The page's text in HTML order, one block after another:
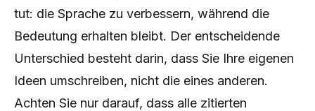
tut: die Sprache zu verbessern, während die
Bedeutung erhalten bleibt. Der entscheidende
Unterschied besteht darin, dass Sie Ihre eigenen
Ideen umschreiben, nicht die eines anderen.
Achten Sie nur darauf, dass alle zitierten